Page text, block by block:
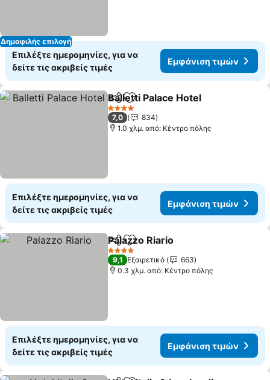
Δημοφιλής επιλογή
Επιλέξτε ημερομηνίες, για να
δείτε τις ακριβείς τιμές
Εμφάνιση τιμών
Κοινοποίηση
Προσθήκη στα αγαπημένα
Balletti Palace Hotel
4 Αστέρια
7,0
834
1.0 χλμ. από: Κέντρο πόλης
Επιλέξτε ημερομηνίες, για να
δείτε τις ακριβείς τιμές
Εμφάνιση τιμών
Κοινοποίηση
Προσθήκη στα αγαπημένα
Palazzo Riario
4 Αστέρια
9,1 Εξαιρετικό
663
0.3 χλμ. από: Κέντρο πόλης
Επιλέξτε ημερομηνίες, για να
δείτε τις ακριβείς τιμές
Εμφάνιση τιμών